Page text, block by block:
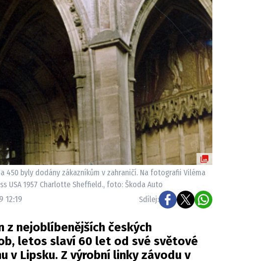
450 byly dodány zákazníkům v zahraničí. Na fotografii Viléma
USA 1957 Charlotte Sheffield., foto: Škoda Auto
12:19 Sdílej:
z nejoblíbenějších českých
letos slaví 60 let od své světové
v Lipsku. Z výrobní linky závodu v